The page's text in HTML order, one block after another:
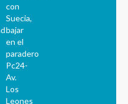
con
Suecia,
bajar
en el
paradero
Pc24-
Av.
Los
Leones